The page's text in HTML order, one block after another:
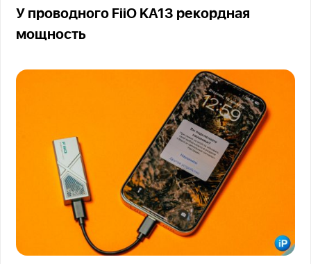
У проводного FiiO KA13 рекордная
мощность